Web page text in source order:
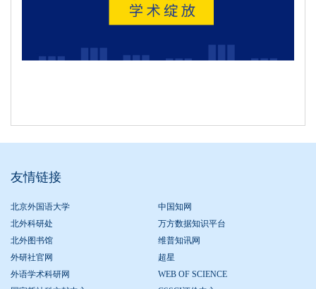
友情链接
北京外国语大学
中国知网
北外科研处
万方数据知识平台
北外图书馆
维普知讯网
外研社官网
超星
外语学术科研网
WEB OF SCIENCE